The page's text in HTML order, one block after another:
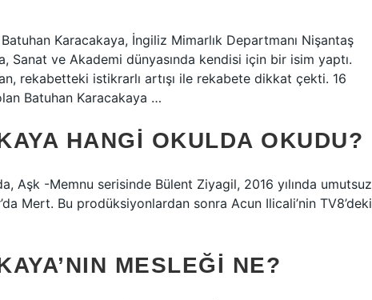
Karacakaya, İngiliz Mimarlık Departmanı Nişantaş
Sanat ve Akademi dünyasında kendisi için bir isim yaptı.
rekabetteki istikrarlı artışı ile rekabete dikkat çekti. 16
Batuhan Karacakaya …
HANGI OKULDA OKUDU?
Aşk -Memnu serisinde Bülent Ziyagil, 2016 yılında umutsuz
Mert. Bu prodüksiyonlardan sonra Acun Ilicali’nin TV8’deki
MESLEĞI NE?